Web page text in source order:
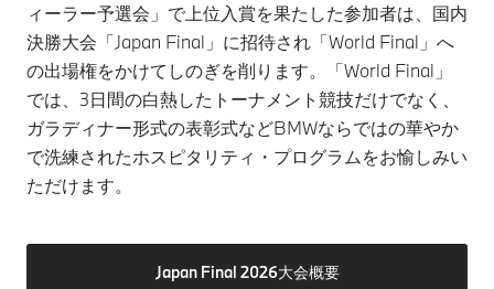
ィーラー予選会」で上位入賞を果たした参加者は、国内
決勝大会「Japan Final」に招待され「World Final」へ
の出場権をかけてしのぎを削ります。「World Final」
では、3日間の白熱したトーナメント競技だけでなく、
ガラディナー形式の表彰式などBMWならではの華やか
で洗練されたホスピタリティ・プログラムをお愉しみい
ただけます。
Japan Final 2026大会概要